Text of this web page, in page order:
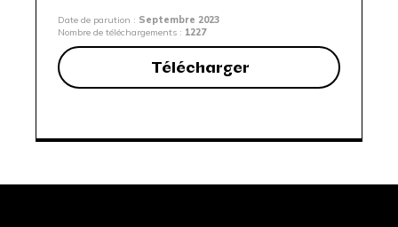
Date de parution : Septembre 2023
Nombre de téléchargements : 1227
Télécharger